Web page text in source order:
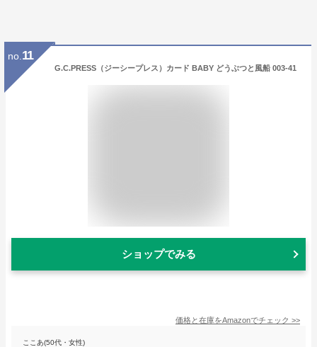
no. 11
G.C.PRESS（ジーシープレス）カード BABY どうぶつと風船 003-41
ショップでみる
価格と在庫をAmazonでチェック >>
ここあ(50代・女性)